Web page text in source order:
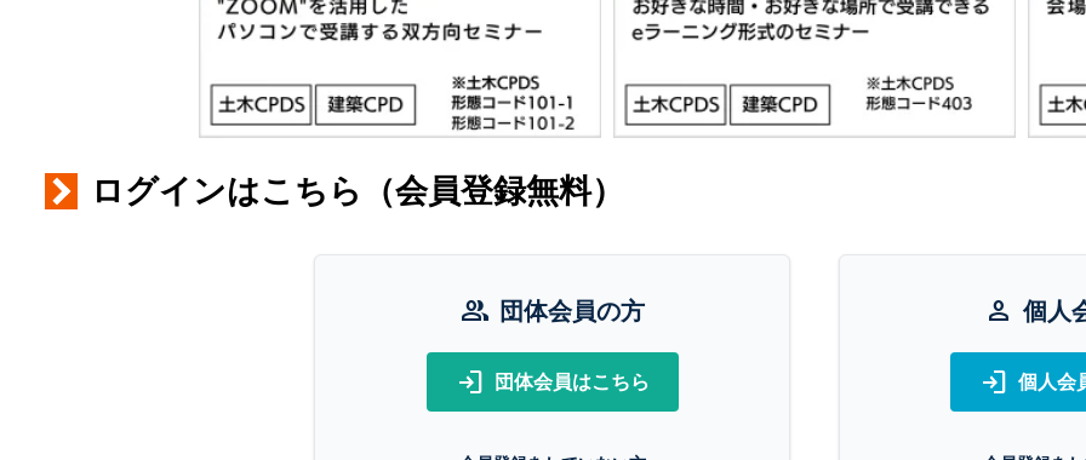
ログインはこちら（会員登録無料）
group 団体会員の方
login 団体会員はこちら
person 個人
login 個人会